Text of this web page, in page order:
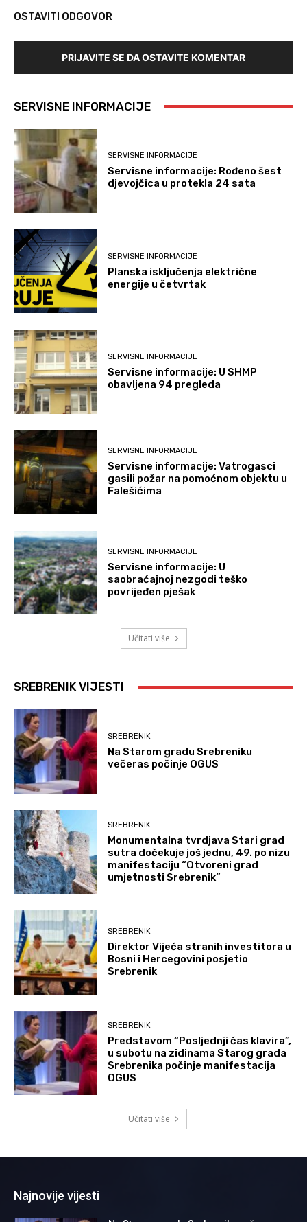
OSTAVITI ODGOVOR
PRIJAVITE SE DA OSTAVITE KOMENTAR
SERVISNE INFORMACIJE
SERVISNE INFORMACIJE
Servisne informacije: Rođeno šest
djevojčica u protekla 24 sata
SERVISNE INFORMACIJE
Planska isključenja električne
energije u četvrtak
SERVISNE INFORMACIJE
Servisne informacije: U SHMP
obavljena 94 pregleda
SERVISNE INFORMACIJE
Servisne informacije: Vatrogasci
gasili požar na pomoćnom objektu u
Falešićima
SERVISNE INFORMACIJE
Servisne informacije: U
saobraćajnoj nezgodi teško
povrijeđen pješak
Učitati više
SREBRENIK VIJESTI
SREBRENIK
Na Starom gradu Srebreniku
večeras počinje OGUS
SREBRENIK
Monumentalna tvrdjava Stari grad
sutra dočekuje još jednu, 49. po nizu
manifestaciju “Otvoreni grad
umjetnosti Srebrenik”
SREBRENIK
Direktor Vijeća stranih investitora u
Bosni i Hercegovini posjetio
Srebrenik
SREBRENIK
Predstavom “Posljednji čas klavira”,
u subotu na zidinama Starog grada
Srebrenika počinje manifestacija
OGUS
Učitati više
Najnovije vijesti